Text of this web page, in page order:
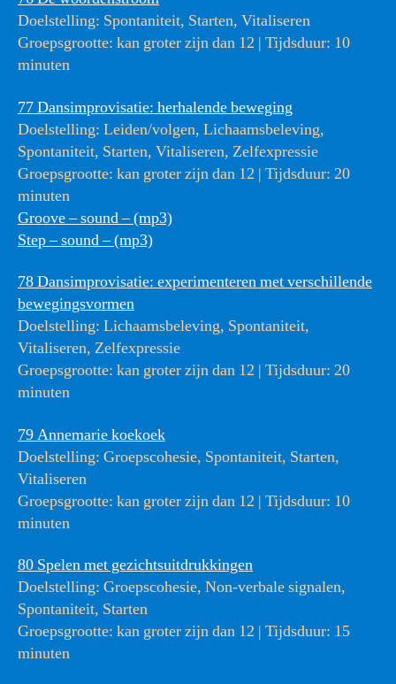
Doelstelling: Spontaniteit, Starten, Vitaliseren
Groepsgrootte: kan groter zijn dan 12 | Tijdsduur: 10
minuten
77 Dansimprovisatie: herhalende beweging
Doelstelling: Leiden/volgen, Lichaamsbeleving,
Spontaniteit, Starten, Vitaliseren, Zelfexpressie
Groepsgrootte: kan groter zijn dan 12 | Tijdsduur: 20
minuten
Groove – sound – (mp3)
Step – sound – (mp3)
78 Dansimprovisatie: experimenteren met verschillende
bewegingsvormen
Doelstelling: Lichaamsbeleving, Spontaniteit,
Vitaliseren, Zelfexpressie
Groepsgrootte: kan groter zijn dan 12 | Tijdsduur: 20
minuten
79 Annemarie koekoek
Doelstelling: Groepscohesie, Spontaniteit, Starten,
Vitaliseren
Groepsgrootte: kan groter zijn dan 12 | Tijdsduur: 10
minuten
80 Spelen met gezichtsuitdrukkingen
Doelstelling: Groepscohesie, Non-verbale signalen,
Spontaniteit, Starten
Groepsgrootte: kan groter zijn dan 12 | Tijdsduur: 15
minuten